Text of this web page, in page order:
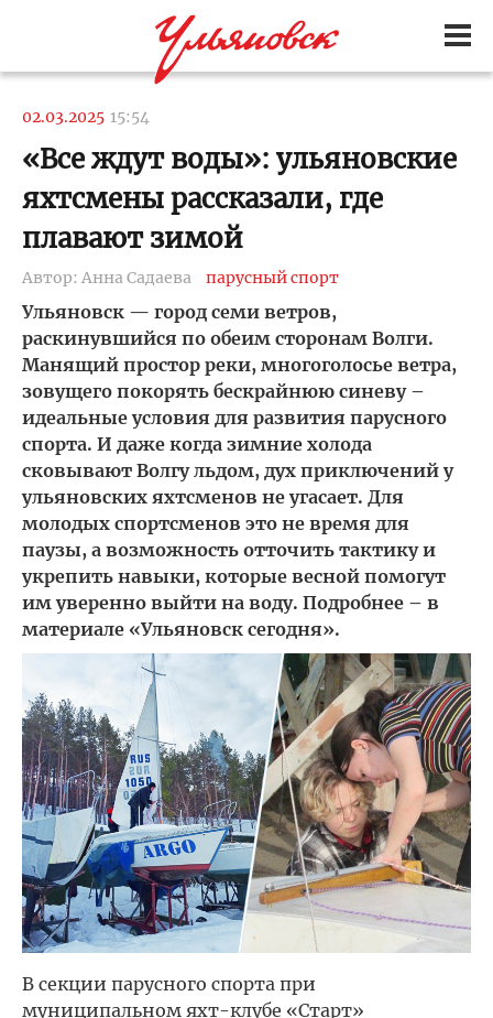
02.03.2025 15:54
«Все ждут воды»: ульяновские
яхтсмены рассказали, где
плавают зимой
Автор: Анна Садаева парусный спорт
Ульяновск — город семи ветров,
раскинувшийся по обеим сторонам Волги.
Манящий простор реки, многоголосье ветра,
зовущего покорять бескрайнюю синеву –
идеальные условия для развития парусного
спорта. И даже когда зимние холода
сковывают Волгу льдом, дух приключений у
ульяновских яхтсменов не угасает. Для
молодых спортсменов это не время для
паузы, а возможность отточить тактику и
укрепить навыки, которые весной помогут
им уверенно выйти на воду. Подробнее – в
материале «Ульяновск сегодня».
В секции парусного спорта при
муниципальном яхт-клубе «Старт»